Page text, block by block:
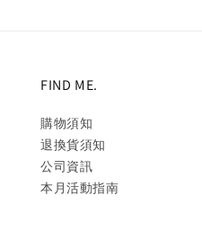
FIND ME.
購物須知
退換貨須知
公司資訊
本月活動指南